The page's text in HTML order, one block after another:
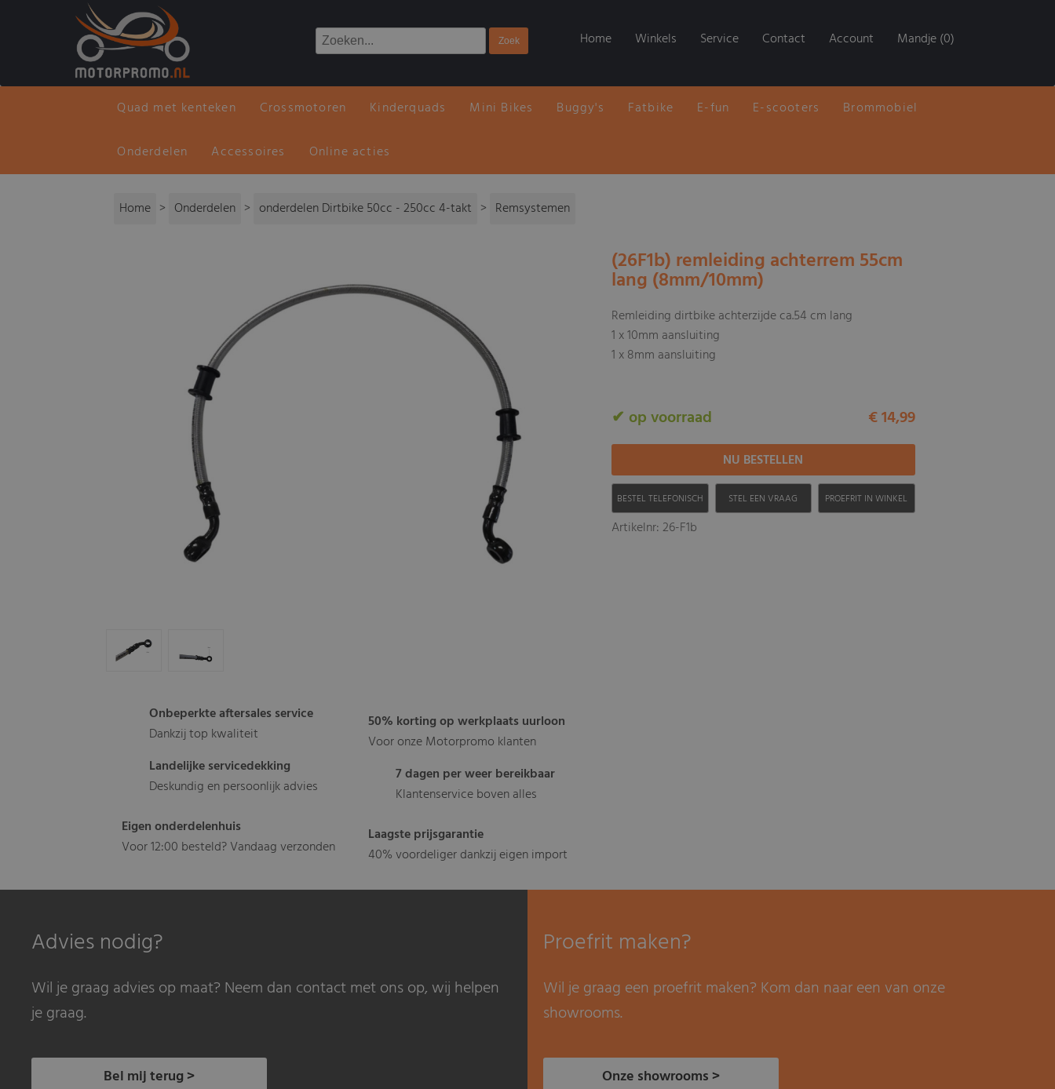
Home Winkels Service Contact Account Mandje (0)
Quad met kenteken Crossmotoren Kinderquads Mini Bikes Buggy's Fatbike E-fun E-scooters Brommobiel
Onderdelen Accessoires Online acties
Home > Onderdelen > onderdelen Dirtbike 50cc - 250cc 4-takt > Remsystemen
Onbeperkte aftersales service
Dankzij top kwaliteit
Landelijke servicedekking
Deskundig en persoonlijk advies
Eigen onderdelenhuis
Voor 12:00 besteld? Vandaag verzonden
50% korting op werkplaats uurloon
Voor onze Motorpromo klanten
7 dagen per weer bereikbaar
Klantenservice boven alles
Laagste prijsgarantie
40% voordeliger dankzij eigen import
(26F1b) remleiding achterrem 55cm
lang (8mm/10mm)
Remleiding dirtbike achterzijde ca.54 cm lang
1 x 10mm aansluiting
1 x 8mm aansluiting
✔ op voorraad € 14,99
BESTEL TELEFONISCH STEL EEN VRAAG PROEFRIT IN WINKEL
Artikelnr: 26-F1b
Advies nodig?
Wil je graag advies op maat? Neem dan contact met ons op, wij helpen
je graag.
Bel mij terug >
Proefrit maken?
Wil je graag een proefrit maken? Kom dan naar een van onze
showrooms.
Onze showrooms >